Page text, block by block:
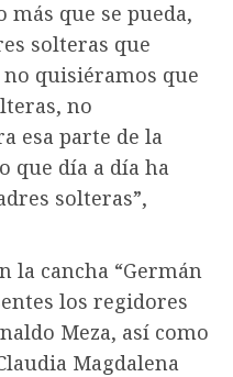
más que se pueda,
solteras que
quisiéramos que
no
esa parte de la
que día a día ha
solteras”,
la cancha “Germán
los regidores
Meza, así como
Magdalena